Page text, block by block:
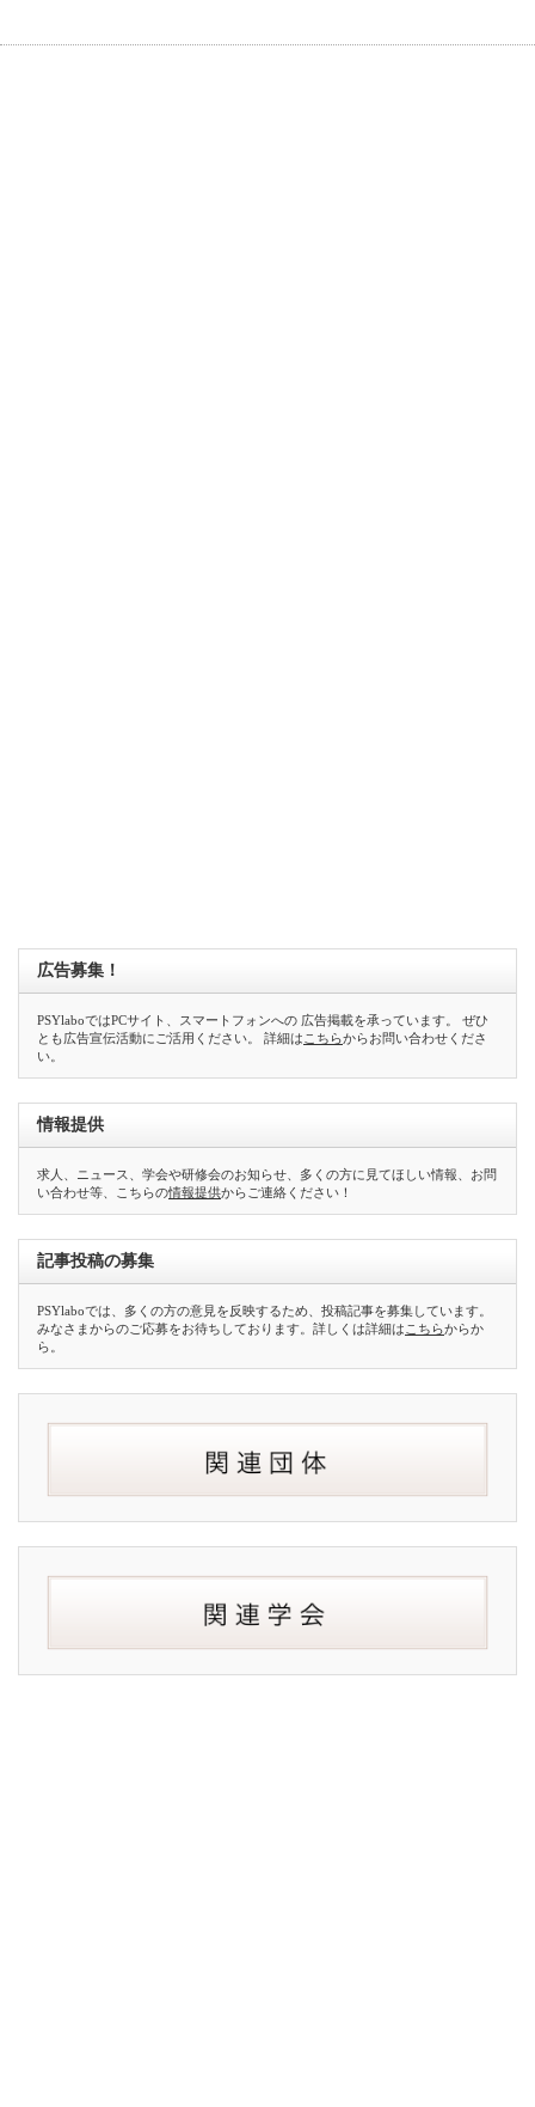
広告募集！
PSYlaboではPCサイト、スマートフォンへの 広告掲載を承っています。 ぜひ
とも広告宣伝活動にご活用ください。 詳細は こちらからお問い合わせくださ
い。
情報提供
求人、ニュース、学会や研修会のお知らせ、多くの方に見てほしい情報、お問
い合わせ等、こちらの情報提供からご連絡ください！
記事投稿の募集
PSYlaboでは、多くの方の意見を反映するため、投稿記事を募集しています。
みなさまからのご応募をお待ちしております。詳しくは詳細は こちらからか
ら。